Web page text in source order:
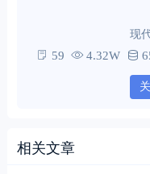
现
59 4.32W
相关文章